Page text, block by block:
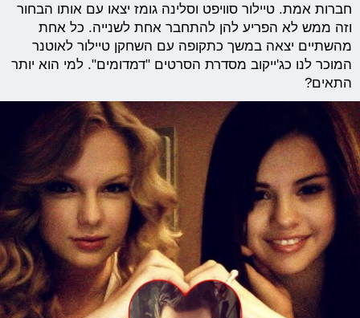
חברות אמת. טיילור סוויפט וסלינה גומז יצאו עם אותו הבחור
וזה ממש לא הפריע להן להתחבר אחת לשנייה. כל אחת
מהשתיים יצאה במשך כתקופה עם השחקן טיילור לאוטנר
המוכר לנו כג'ייקוב מסדרת הסרטים "דמדומים". למי הוא יותר
התאים?